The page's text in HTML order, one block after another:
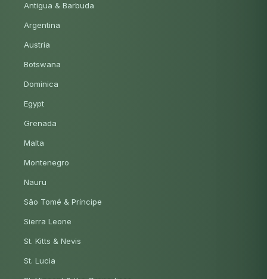
Antigua & Barbuda
Argentina
Austria
Botswana
Dominica
Egypt
Grenada
Malta
Montenegro
Nauru
São Tomé & Príncipe
Sierra Leone
St. Kitts & Nevis
St. Lucia